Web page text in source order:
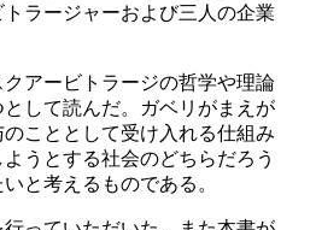
ラージャーおよび三人の企業
アービトラージの哲学や理論
して読んだ。ガベリがまえが
こととして受け入れる仕組み
うとする社会のどちらだろう
と考えるものである。